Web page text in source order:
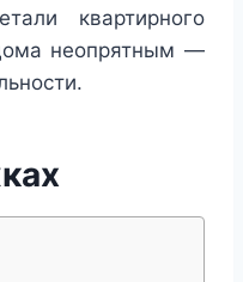
квартирного
неопрятным —